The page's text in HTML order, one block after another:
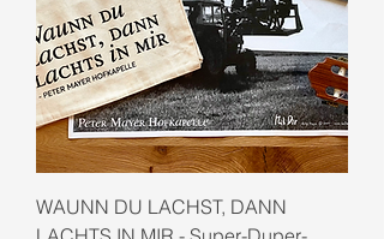
WAUNN DU LACHST, DANN